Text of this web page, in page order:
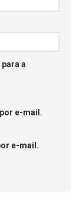
a
e-mail.
e-mail.